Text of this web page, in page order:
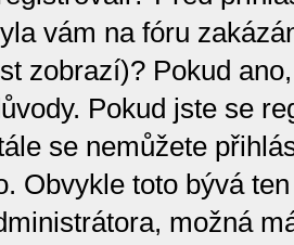
vám na fóru
zobrazí)? Pokud
Pokud jste se
se nemůžete
Obvykle toto bývá
možná